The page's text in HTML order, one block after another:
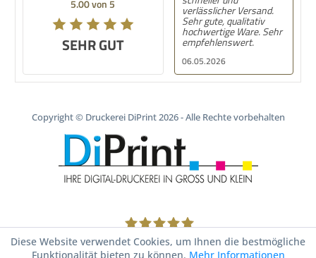
5.00 von 5
SEHR GUT
06.05.2026
verlässlicher Versand.
Sehr gute, qualitativ
hochwertige Ware. Sehr
empfehlenswert.
Copyright © Druckerei DiPrint 2026 - Alle Rechte vorbehalten
1805Bewertungen auf ProvenExpert.com
Diese Website verwendet Cookies, um Ihnen die bestmögliche
Funktionalität bieten zu können. Mehr Informationen